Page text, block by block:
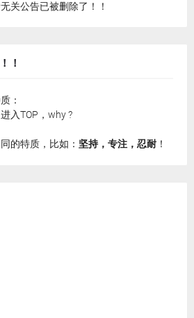
关公告已被删除了！！
！
：
入TOP，why ?
的特质，比如： 坚持，专注，忍耐 ！